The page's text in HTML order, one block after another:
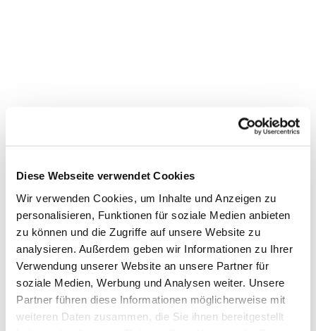
Diese Webseite verwendet Cookies
Wir verwenden Cookies, um Inhalte und Anzeigen zu
personalisieren, Funktionen für soziale Medien anbieten
zu können und die Zugriffe auf unsere Website zu
analysieren. Außerdem geben wir Informationen zu Ihrer
Verwendung unserer Website an unsere Partner für
soziale Medien, Werbung und Analysen weiter. Unsere
Partner führen diese Informationen möglicherweise mit
weiteren Daten zusammen, die Sie ihnen bereitgestellt
Dies könnte Sie auch
interessieren